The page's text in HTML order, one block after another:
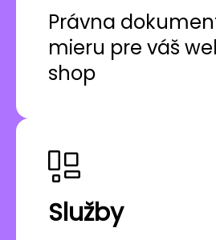
Právna
mieru pre váš
shop
Služby